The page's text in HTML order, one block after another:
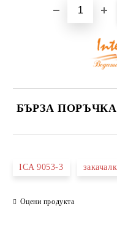
БЪРЗА ПОРЪЧКА
ICA 9053-3
Оцени продукта